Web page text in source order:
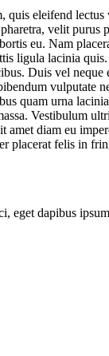
eleifend
velit
eu. Nam
ligula lacinia
Duis vel
vulputate
quam urna
Vestibulum
amet diam eu
placerat felis in
eget dapibus